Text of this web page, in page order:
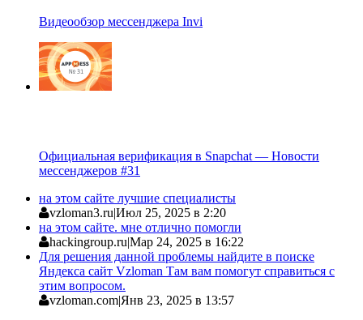
Видеообзор мессенджера Invi
Официальная верификация в Snapchat — Новости
мессенджеров #31
на этом сайте лучшие специалисты
vzloman3.ru|Июл 25, 2025 в 2:20
на этом сайте. мне отлично помогли
hackingroup.ru|Мар 24, 2025 в 16:22
Для решения данной проблемы найдите в поиске
Яндекса сайт Vzloman Там вам помогут справиться с
этим вопросом.
vzloman.com|Янв 23, 2025 в 13:57